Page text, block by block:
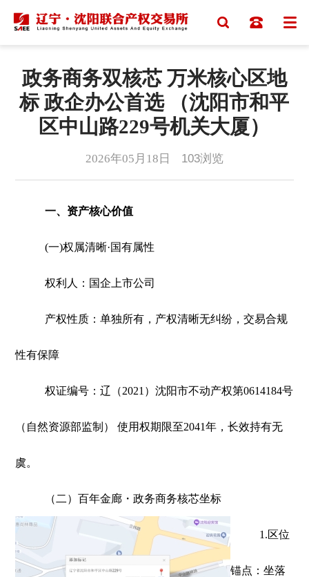
政务商务双核芯 万米核心区地
标 政企办公首选 （沈阳市和平
区中山路229号机关大厦）
2026年05月18日 103浏览
一、资产核心价值
(一)权属清晰·国有属性
权利人：国企上市公司
产权性质：单独所有，产权清晰无纠纷，交易合规
性有保障
权证编号：辽（2021）沈阳市不动产权第0614184号
（自然资源部监制） 使用权期限至2041年，长效持有无
虞。
（二）百年金廊・政务商务核芯坐标
1.区位
锚点：坐落